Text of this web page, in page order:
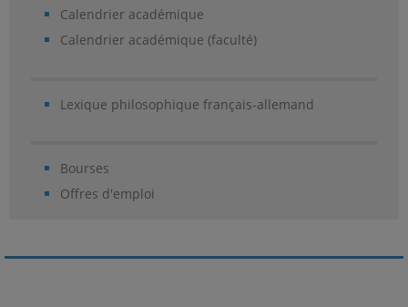
Calendrier académique
Calendrier académique (faculté)
Lexique philosophique français-allemand
Bourses
Offres d'emploi